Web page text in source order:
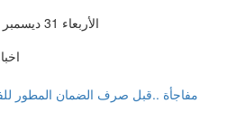
الأربعاء 31 ديسمبر 2025 08:20 مساءً
مفاجأة ..قبل صرف الضمان المطور